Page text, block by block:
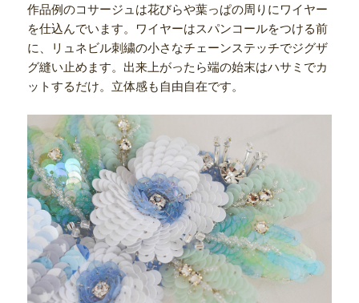
作品例のコサージュは花びらや葉っぱの周りにワイヤー
を仕込んでいます。ワイヤーはスパンコールをつける前
に、リュネビル刺繍の小さなチェーンステッチでジグザ
グ縫い止めます。出来上がったら端の始末はハサミでカ
ットするだけ。立体感も自由自在です。